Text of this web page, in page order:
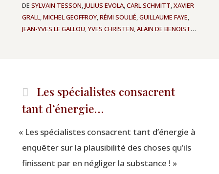
DE SYLVAIN TESSON,JULIUS EVOLA,CARL SCHMITT,XAVIER
GRALL,MICHEL GEOFFROY,RÉMI SOULIÉ,GUILLAUME FAYE,
JEAN-YVES LE GALLOU,YVES CHRISTEN,ALAIN DE BENOIST…
Les spécialistes consacrent
tant d’énergie…
« Les spé­cia­listes consacrent tant d’énergie à
enquê­ter sur la plau­si­bi­li­té des choses qu’ils
finissent par en négli­ger la substance ! »